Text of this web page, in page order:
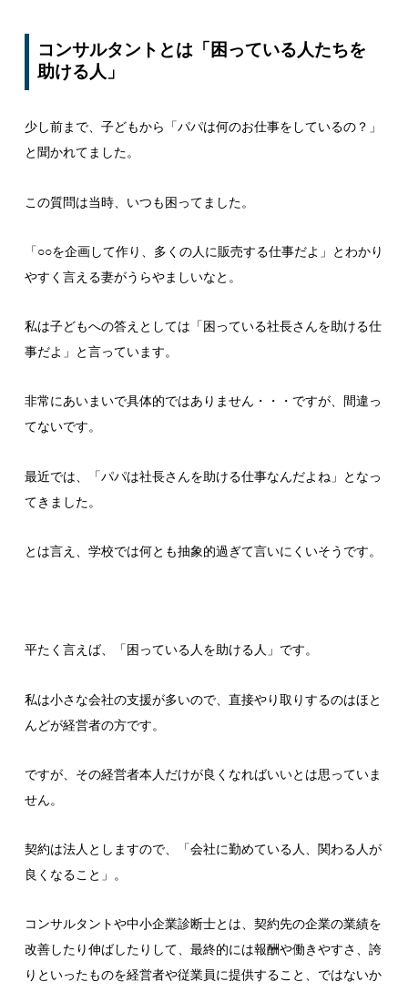
コンサルタントとは「困っている人たちを
助ける人」
少し前まで、子どもから「パパは何のお仕事をしているの？」
と聞かれてました。
この質問は当時、いつも困ってました。
「○○を企画して作り、多くの人に販売する仕事だよ」とわかり
やすく言える妻がうらやましいなと。
私は子どもへの答えとしては「困っている社長さんを助ける仕
事だよ」と言っています。
非常にあいまいで具体的ではありません・・・ですが、間違っ
てないです。
最近では、「パパは社長さんを助ける仕事なんだよね」となっ
てきました。
とは言え、学校では何とも抽象的過ぎて言いにくいそうです。
平たく言えば、「困っている人を助ける人」です。
私は小さな会社の支援が多いので、直接やり取りするのはほと
んどが経営者の方です。
ですが、その経営者本人だけが良くなればいいとは思っていま
せん。
契約は法人としますので、「会社に勤めている人、関わる人が
良くなること」。
コンサルタントや中小企業診断士とは、契約先の企業の業績を
改善したり伸ばしたりして、最終的には報酬や働きやすさ、誇
りといったものを経営者や従業員に提供すること、ではないか